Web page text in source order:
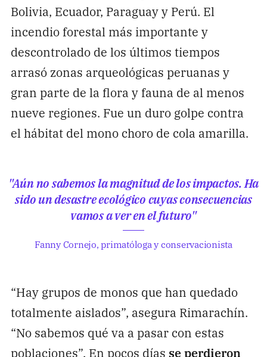
Bolivia, Ecuador, Paraguay y Perú. El
incendio forestal más importante y
descontrolado de los últimos tiempos
arrasó zonas arqueológicas peruanas y
gran parte de la flora y fauna de al menos
nueve regiones. Fue un duro golpe contra
el hábitat del mono choro de cola amarilla.
"Aún no sabemos la magnitud de los impactos. Ha
sido un desastre ecológico cuyas consecuencias
vamos a ver en el futuro"
Fanny Cornejo, primatóloga y conservacionista
“Hay grupos de monos que han quedado
totalmente aislados”, asegura Rimarachín.
“No sabemos qué va a pasar con estas
poblaciones”. En pocos días se perdieron